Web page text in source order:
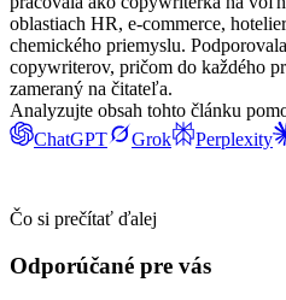
oblastiach HR, e-commerce,
chemického priemyslu.
copywriterov, pričom do každého
zameraný na čitateľa.
Analyzujte obsah tohto článku
ChatGPT
Grok Perplexity
Čo si prečítať ďalej
Odporúčané pre vás